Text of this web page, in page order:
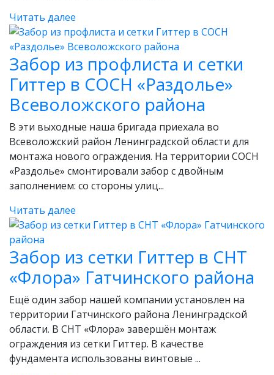
Читать далее
Забор из профлиста и сетки
Гиттер в СОСН «Раздолье»
Всеволожского района
В эти выходные наша бригада приехала во
Всеволожский район Ленинградской области для
монтажа нового ограждения. На территории СОСН
«Раздолье» смонтировали забор с двойным
заполнением: со стороны улиц...
Читать далее
Забор из сетки Гиттер в СНТ
«Флора» Гатчинского района
Ещё один забор нашей компании установлен на
территории Гатчинского района Ленинградской
области. В СНТ «Флора» завершён монтаж
ограждения из сетки Гиттер. В качестве
фундамента использованы винтовые ...